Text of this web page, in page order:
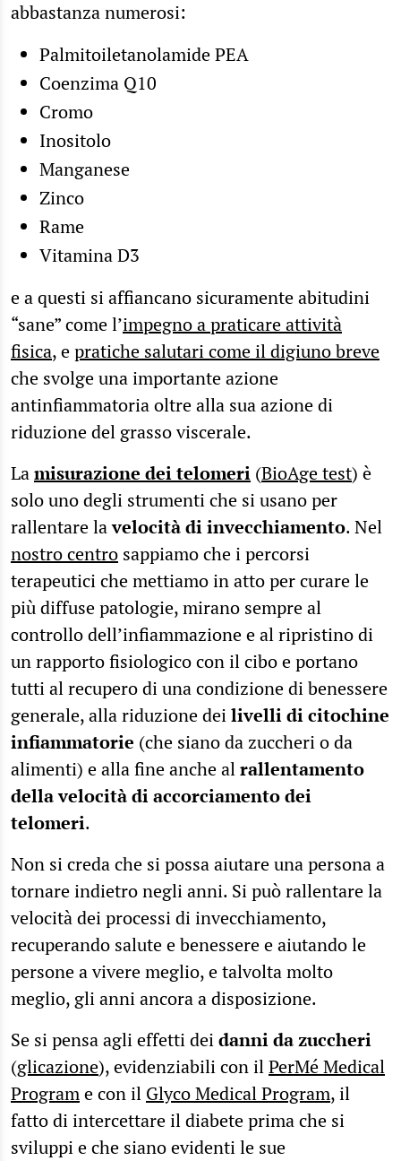
abbastanza numerosi:
Palmitoiletanolamide PEA
Coenzima Q10
Cromo
Inositolo
Manganese
Zinco
Rame
Vitamina D3
e a questi si affiancano sicuramente abitudini
“sane” come l’impegno a praticare attività
fisica, epratiche salutari come il digiuno breve
che svolge una importante azione
antinfiammatoria oltre alla sua azione di
riduzione del grasso viscerale.
Lamisurazione dei telomeri (BioAge test) è
solo uno degli strumenti che si usano per
rallentare lavelocità di invecchiamento. Nel
nostro centro sappiamo che i percorsi
terapeutici che mettiamo in atto per curare le
più diffuse patologie, mirano sempre al
controllo dell’infiammazione e al ripristino di
un rapporto fisiologico con il cibo e portano
tutti al recupero di una condizione di benessere
generale, alla riduzione deilivelli di citochine
infiammatorie (che siano da zuccheri o da
alimenti) e alla fine anche alrallentamento
della velocità di accorciamento dei
telomeri.
Non si creda che si possa aiutare una persona a
tornare indietro negli anni. Si può rallentare la
velocità dei processi di invecchiamento,
recuperando salute e benessere e aiutando le
persone a vivere meglio, e talvolta molto
meglio, gli anni ancora a disposizione.
Se si pensa agli effetti deidanni da zuccheri
(glicazione), evidenziabili con ilPerMé Medical
Programe con il Glyco Medical Program, il
fatto di intercettare il diabete prima che si
sviluppi e che siano evidenti le sue